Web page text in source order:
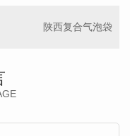
陕西复合气泡袋